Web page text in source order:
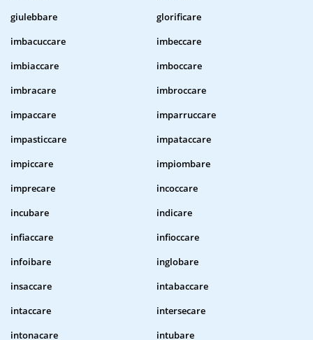
giulebbare
glorificare
imbacuccare
imbeccare
imbiaccare
imboccare
imbracare
imbroccare
impaccare
imparruccare
impasticcare
impataccare
impiccare
impiombare
imprecare
incoccare
incubare
indicare
infiaccare
infioccare
infoibare
inglobare
insaccare
intabaccare
intaccare
intersecare
intonacare
intubare